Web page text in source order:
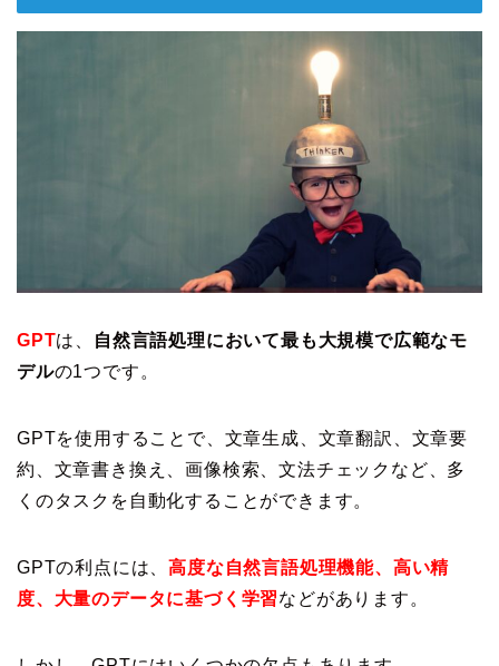
GPTは、
自然言語処理において最も大規模で広範なモ
デルの1つです。
GPTを使用することで、文章生成、文章翻訳、文章要
約、文章書き換え、画像検索、文法チェックなど、多
くのタスクを自動化することができます。
GPTの利点には、高度な自然言語処理機能、高い精
度、大量のデータに基づく学習などがあります。